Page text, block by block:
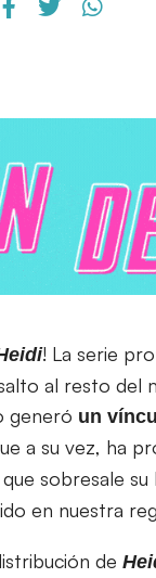
! La serie
al resto del
generó un
a su vez, ha
sobresale
en nuestra
de